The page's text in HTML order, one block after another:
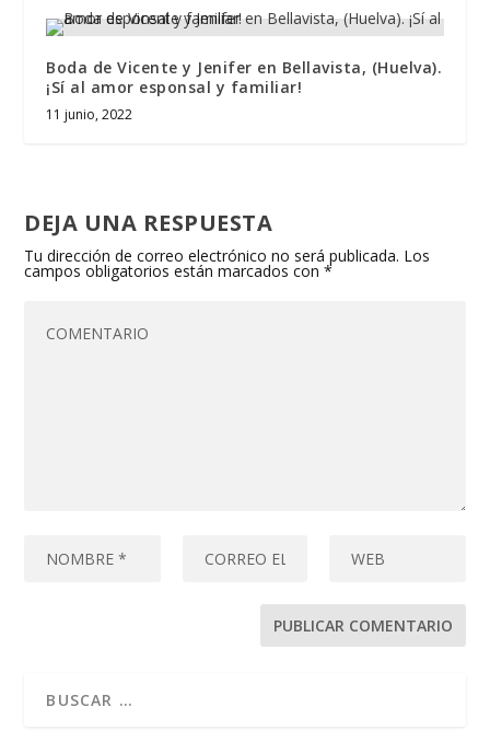
Boda de Vicente y Jenifer en Bellavista, (Huelva).
¡Sí al amor esponsal y familiar!
11 junio, 2022
DEJA UNA RESPUESTA
Tu dirección de correo electrónico no será publicada. Los
campos obligatorios están marcados con*